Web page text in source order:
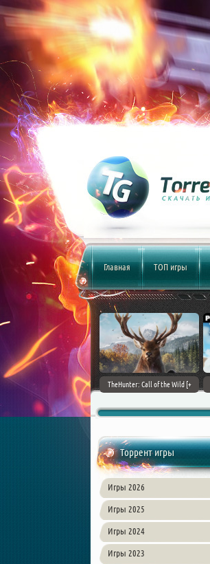
Главная ТОП игры
World [v 1.11.4 + DLCs] (2017)
PC | Лицензия
TheHunter: Call of the Wild [+
Торрент игры
Игры 2026
Игры 2025
Игры 2024
Игры 2023